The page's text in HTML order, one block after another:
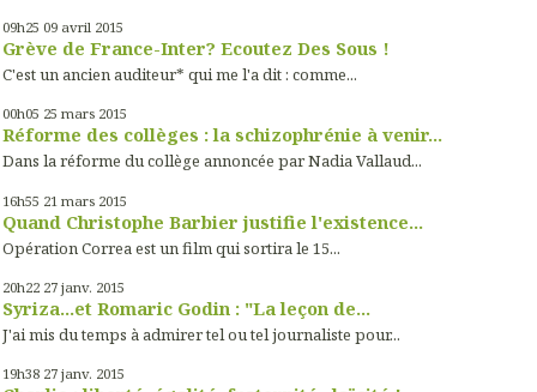
09h25 09 avril 2015
Grève de France-Inter? Ecoutez Des Sous !
C'est un ancien auditeur* qui me l'a dit : comme...
00h05 25 mars 2015
Réforme des collèges : la schizophrénie à venir...
Dans la réforme du collège annoncée par Nadia Vallaud...
16h55 21 mars 2015
Quand Christophe Barbier justifie l'existence...
Opération Correa est un film qui sortira le 15...
20h22 27 janv. 2015
Syriza...et Romaric Godin : "La leçon de...
J'ai mis du temps à admirer tel ou tel journaliste pour...
19h38 27 janv. 2015